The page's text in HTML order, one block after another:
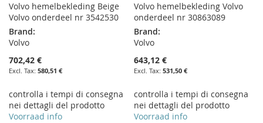
Volvo hemelbekleding Beige
Volvo onderdeel nr 3542530
Brand:
Volvo
702,42 €
580,51 €
controlla i tempi di consegna
nei dettagli del prodotto
Voorraad info
Volvo hemelbekleding Volvo
onderdeel nr 30863089
Brand:
Volvo
643,12 €
531,50 €
controlla i tempi di consegna
nei dettagli del prodotto
Voorraad info